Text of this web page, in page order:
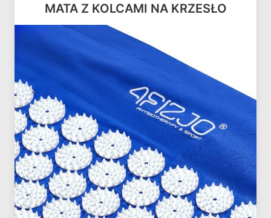
MATA Z KOLCAMI NA KRZESŁO